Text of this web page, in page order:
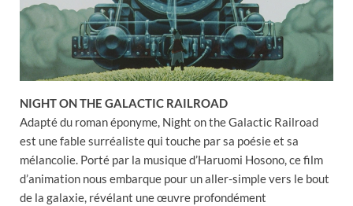
NIGHT ON THE GALACTIC RAILROAD
Adapté du roman éponyme, Night on the Galactic Railroad
est une fable surréaliste qui touche par sa poésie et sa
mélancolie. Porté par la musique d’Haruomi Hosono, ce film
d’animation nous embarque pour un aller-simple vers le bout
de la galaxie, révélant une œuvre profondément